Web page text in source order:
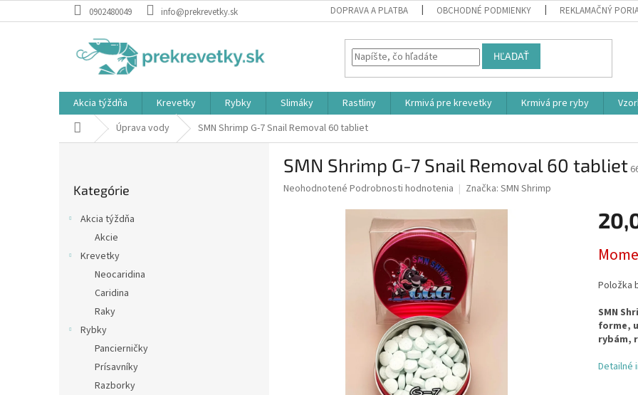
na
0902480049 info@prekrevetky.sk DOPRAVA A PLATBA OBCHODNÉ PODMIENKY REKLAMAČNÝ
HĽADAŤ
Akcia týždňa Krevetky Rybky Slimáky Rastliny Krmivá pre krevetky Krmivá pre ryby
DomovÚprava vody SMN Shrimp G-7 Snail Removal 60 tabliet
kategórie
Kategórie
Akcia týždňa
Akcie
Krevetky
Neocaridina
Caridina
Raky
Rybky
Pancierničky
Prísavníky
Razborky
SMN Shrimp G-7 Snail Removal 60 tabliet
Priemerné
Neohodnotené Podrobnosti hodnotenia Značka: SMN Shrimp
cena:
Položka
SMN
forme,
rybám,
Detailné